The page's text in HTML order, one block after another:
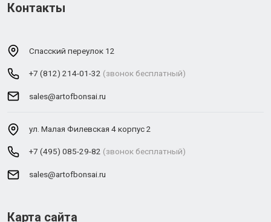
Контакты
Спасский переулок 12
+7 (812) 214-01-32 (звонок бесплатный)
sales@artofbonsai.ru
ул. Малая Филевская 4 корпус 2
+7 (495) 085-29-82 (звонок бесплатный)
sales@artofbonsai.ru
Карта сайта